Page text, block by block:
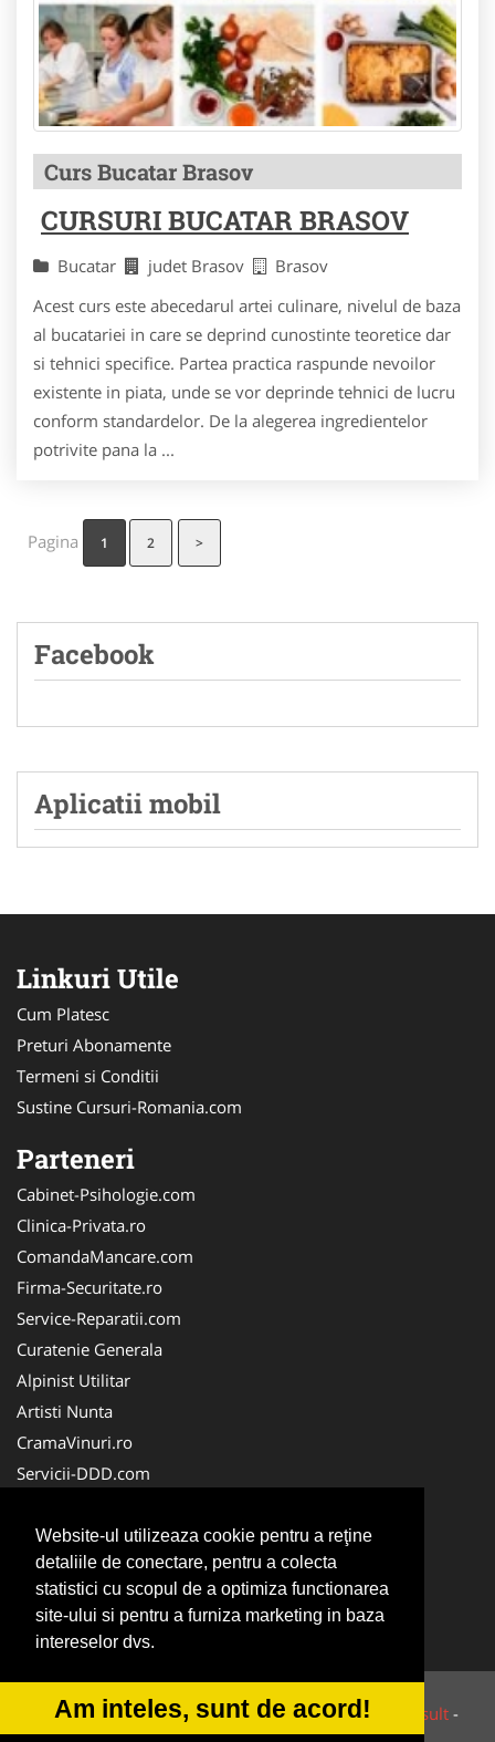
Website-ul utilizeaza cookie pentru a reţine
detaliile de conectare, pentru a colecta
statistici cu scopul de a optimiza functionarea
site-ului si pentru a furniza marketing in baza
intereselor dvs.
Am inteles, sunt de acord!
Curs Bucatar Brasov
CURSURI BUCATAR BRASOV
Bucatar judet Brasov
Brasov
Acest curs este abecedarul artei culinare, nivelul de baza
al bucatariei in care se deprind cunostinte teoretice dar
si tehnici specifice. Partea practica raspunde nevoilor
existente in piata, unde se vor deprinde tehnici de lucru
conform standardelor. De la alegerea ingredientelor
potrivite pana la ...
Pagina 1 2 >
Facebook
Aplicatii mobil
Linkuri Utile
Cum Platesc
Preturi Abonamente
Termeni si Conditii
Sustine Cursuri-Romania.com
Parteneri
Cabinet-Psihologie.com
Clinica-Privata.ro
ComandaMancare.com
Firma-Securitate.ro
Service-Reparatii.com
Curatenie Generala
Alpinist Utilitar
Artisti Nunta
CramaVinuri.ro
Servicii-DDD.com
Club Copii
Club de Sport
Centre Plasament
NonStopDeschis.ro
© 2014-2026 Powered byVilonMedia&Tokaido Consult -